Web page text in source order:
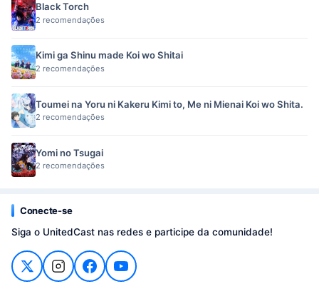
Black Torch
2 recomendações
Kimi ga Shinu made Koi wo Shitai
2 recomendações
Toumei na Yoru ni Kakeru Kimi to, Me ni Mienai Koi wo Shita.
2 recomendações
Yomi no Tsugai
2 recomendações
Conecte-se
Siga o UnitedCast nas redes e participe da comunidade!